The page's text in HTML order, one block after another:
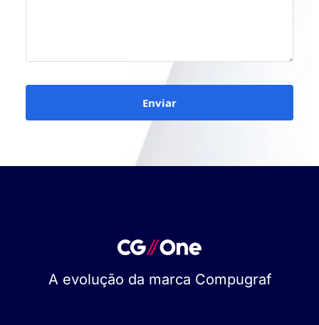
Enviar
A evolução da marca Compugraf